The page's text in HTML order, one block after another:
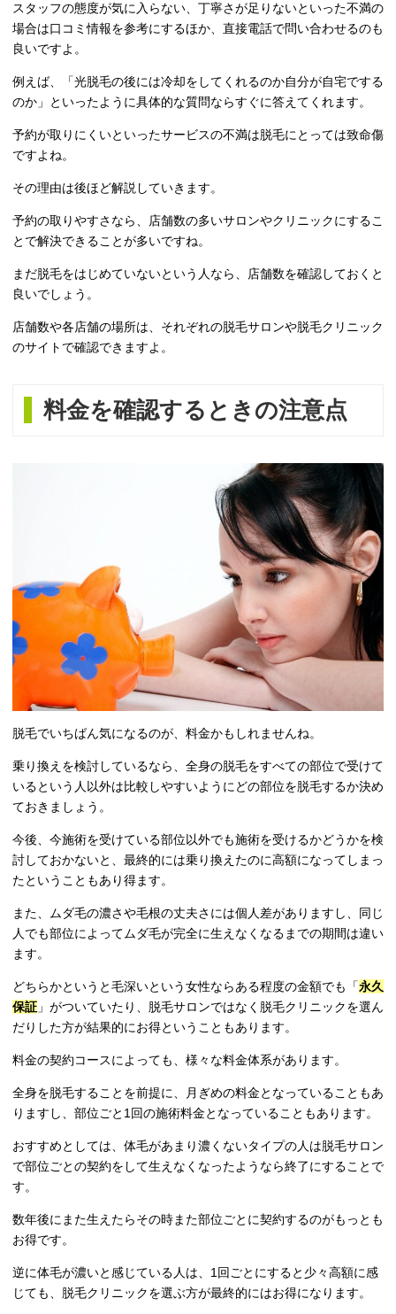
スタッフの態度が気に入らない、丁寧さが足りないといった不満の
場合は口コミ情報を参考にするほか、直接電話で問い合わせるのも
良いですよ。
例えば、「光脱毛の後には冷却をしてくれるのか自分が自宅でする
のか」といったように具体的な質問ならすぐに答えてくれます。
予約が取りにくいといったサービスの不満は脱毛にとっては致命傷
ですよね。
その理由は後ほど解説していきます。
予約の取りやすさなら、店舗数の多いサロンやクリニックにするこ
とで解決できることが多いですね。
まだ脱毛をはじめていないという人なら、店舗数を確認しておくと
良いでしょう。
店舗数や各店舗の場所は、それぞれの脱毛サロンや脱毛クリニック
のサイトで確認できますよ。
料金を確認するときの注意点
脱毛でいちばん気になるのが、料金かもしれませんね。
乗り換えを検討しているなら、全身の脱毛をすべての部位で受けて
いるという人以外は比較しやすいようにどの部位を脱毛するか決め
ておきましょう。
今後、今施術を受けている部位以外でも施術を受けるかどうかを検
討しておかないと、最終的には乗り換えたのに高額になってしまっ
たということもあり得ます。
また、ムダ毛の濃さや毛根の丈夫さには個人差がありますし、同じ
人でも部位によってムダ毛が完全に生えなくなるまでの期間は違い
ます。
どちらかというと毛深いという女性ならある程度の金額でも「永久
保証 」がついていたり、脱毛サロンではなく脱毛クリニックを選ん
だりした方が結果的にお得ということもあります。
料金の契約コースによっても、様々な料金体系があります。
全身を脱毛することを前提に、月ぎめの料金となっていることもあ
りますし、部位ごと1回の施術料金となっていることもあります。
おすすめとしては、体毛があまり濃くないタイプの人は脱毛サロン
で部位ごとの契約をして生えなくなったようなら終了にすることで
す。
数年後にまた生えたらその時また部位ごとに契約するのがもっとも
お得です。
逆に体毛が濃いと感じている人は、1回ごとにすると少々高額に感
じても、脱毛クリニックを選ぶ方が最終的にはお得になります。